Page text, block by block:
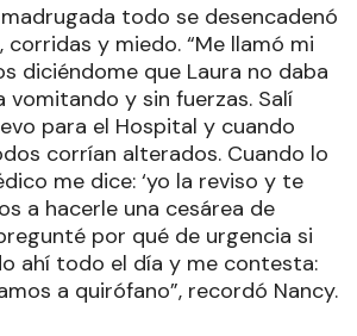
todo se desencadenó
corridas y miedo. “Me llamó mi
diciéndome que Laura no daba
vomitando y sin fuerzas. Salí
para el Hospital y cuando
corrían alterados. Cuando lo
me dice: ‘yo la reviso y te
a hacerle una cesárea de
por qué de urgencia si
ahí todo el día y me contesta:
a quirófano”, recordó Nancy.